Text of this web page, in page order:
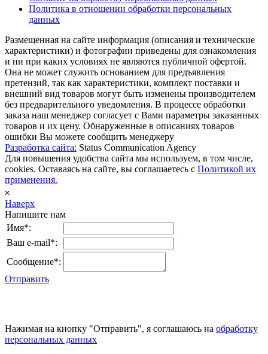
Политика в отношении обработки персональных
данных
Размещенная на сайте информация (описания и технические
характеристики) и фотографии приведены для ознакомления
и ни при каких условиях не являются публичной офертой.
Она не может служить основанием для предъявления
претензий, так как характеристики, комплект поставки и
внешний вид товаров могут быть изменены производителем
без предварительного уведомления. В процессе обработки
заказа наш менеджер согласует с Вами параметры заказанных
товаров и их цену. Обнаруженные в описаниях товаров
ошибки Вы можете сообщить менеджеру
Разработка сайта: Status Communication Agency
Для повышения удобства сайта мы используем, в том числе,
cookies. Оставаясь на сайте, вы соглашаетесь с Политикой их
применения.
𐄂
Наверх
Напишите нам
Имя*:
Ваш e-mail*:
Сообщение*:
Отправить
Нажимая на кнопку "Отправить", я соглашаюсь на обработку
персональных данных